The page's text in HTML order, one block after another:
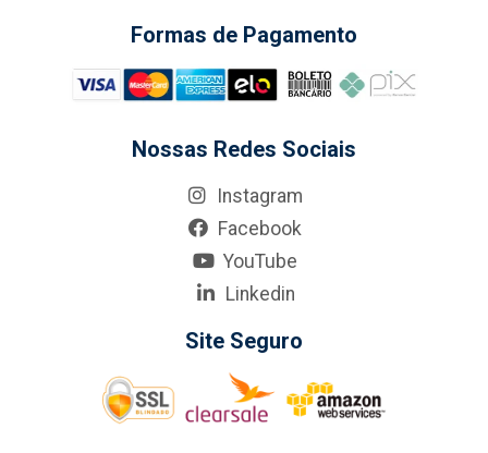
Formas de Pagamento
Nossas Redes Sociais
Instagram
Facebook
YouTube
Linkedin
Site Seguro